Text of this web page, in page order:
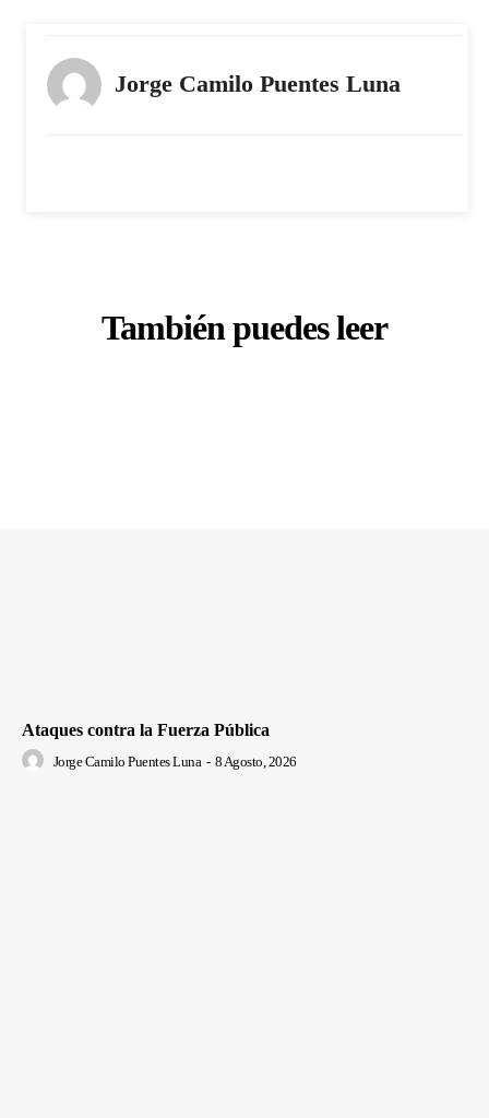
Jorge Camilo Puentes Luna
También puedes leer
Ataques contra la Fuerza Pública
Jorge Camilo Puentes Luna - 8 Agosto, 2026